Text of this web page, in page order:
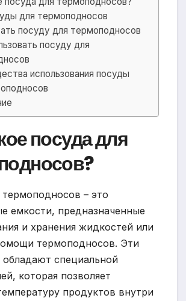
для термоподносов
посуду для термоподносов
посуду для
использования посуды
посуда для
– это
емкости, предназначенные
и хранения жидкостей или
термоподносов. Эти
обладают специальной
которая позволяет
продуктов внутри